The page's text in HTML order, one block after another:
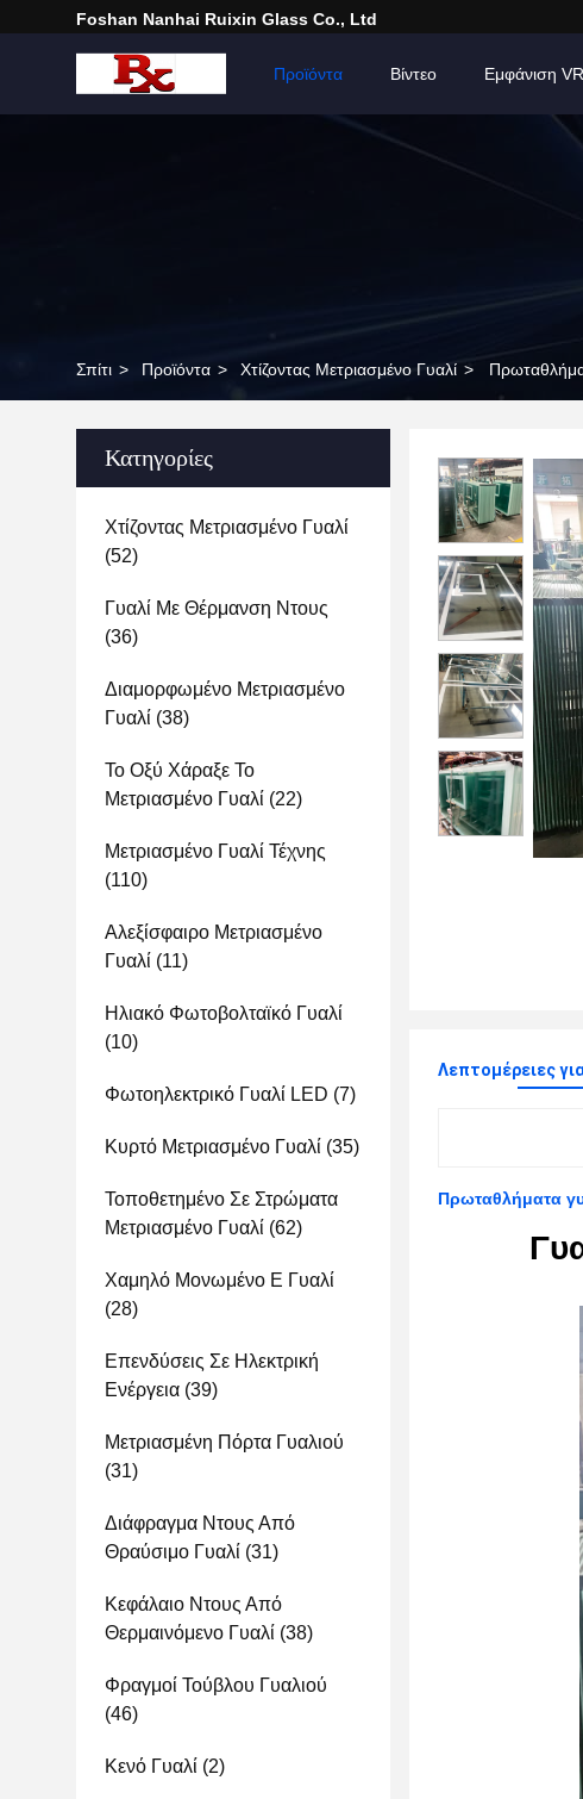
Foshan Nanhai Ruixin Glass Co., Ltd
Προϊόντα Βίντεο Εμφάνιση VR
Σπίτι > Προϊόντα > Χτίζοντας Μετριασμένο Γυαλί >
Κατηγορίες
Χτίζοντας Μετριασμένο Γυαλί
(52)
Γυαλί Με Θέρμανση Ντους
(36)
Διαμορφωμένο Μετριασμένο
Γυαλί (38)
Το Οξύ Χάραξε Το
Μετριασμένο Γυαλί (22)
Μετριασμένο Γυαλί Τέχνης
(110)
Αλεξίσφαιρο Μετριασμένο
Γυαλί (11)
Ηλιακό Φωτοβολταϊκό Γυαλί
(10)
Φωτοηλεκτρικό Γυαλί LED (7)
Κυρτό Μετριασμένο Γυαλί (35)
Τοποθετημένο Σε Στρώματα
Μετριασμένο Γυαλί (62)
Χαμηλό Μονωμένο Ε Γυαλί
(28)
Επενδύσεις Σε Ηλεκτρική
Ενέργεια (39)
Μετριασμένη Πόρτα Γυαλιού
(31)
Διάφραγμα Ντους Από
Θραύσιμο Γυαλί (31)
Κεφάλαιο Ντους Από
Θερμαινόμενο Γυαλί (38)
Φραγμοί Τούβλου Γυαλιού
(46)
Κενό Γυαλί (2)
Λεπτομέρειες
Πρωταθλήματα